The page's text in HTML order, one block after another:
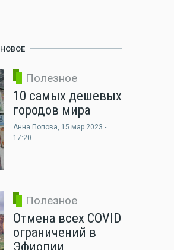
НОВОЕ
Полезное
10 самых дешевых
городов мира
Анна Попова, 15 мар 2023 -
17:20
Полезное
Отмена всех COVID
ограничений в
Эфиопии